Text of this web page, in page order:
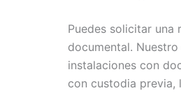
Puedes solicitar una
documental.
instalaciones con
con custodia previa,